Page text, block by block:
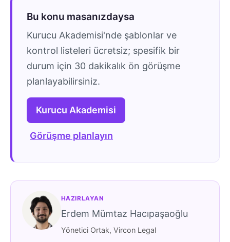
Bu konu masanızdaysa
Kurucu Akademisi'nde şablonlar ve
kontrol listeleri ücretsiz; spesifik bir
durum için 30 dakikalık ön görüşme
planlayabilirsiniz.
Kurucu Akademisi
Görüşme planlayın
HAZIRLAYAN
Erdem Mümtaz Hacıpaşaoğlu
Yönetici Ortak, Vircon Legal